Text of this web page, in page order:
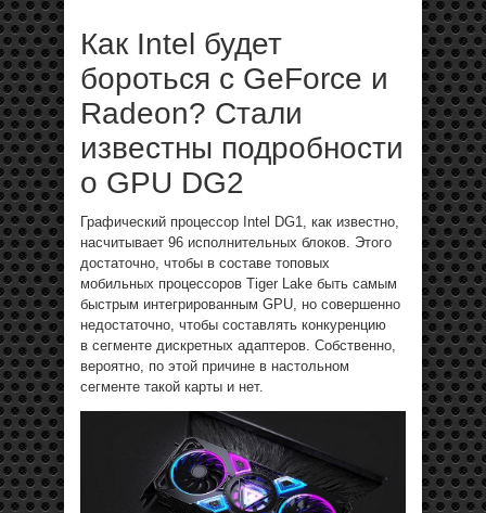
Как Intel будет
бороться с GeForce и
Radeon? Стали
известны подробности
о GPU DG2
Графический процессор Intel DG1, как известно,
насчитывает 96 исполнительных блоков. Этого
достаточно, чтобы в составе топовых
мобильных процессоров Tiger Lake быть самым
быстрым интегрированным GPU, но совершенно
недостаточно, чтобы составлять конкуренцию
в сегменте дискретных адаптеров. Собственно,
вероятно, по этой причине в настольном
сегменте такой карты и нет.